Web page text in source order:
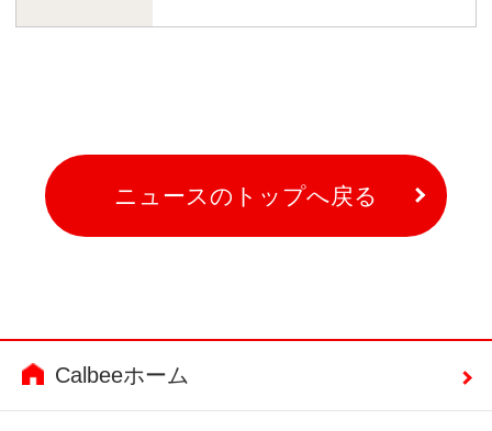
ニュースのトップへ戻る
Calbeeホーム